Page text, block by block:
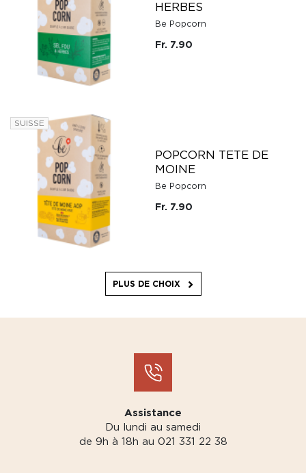
HERBES
Be Popcorn
Fr. 7.90
SUISSE
POPCORN TETE DE
MOINE
Be Popcorn
Fr. 7.90
PLUS DE CHOIX
Assistance
Du lundi au samedi
de 9h à 18h au 021 331 22 38